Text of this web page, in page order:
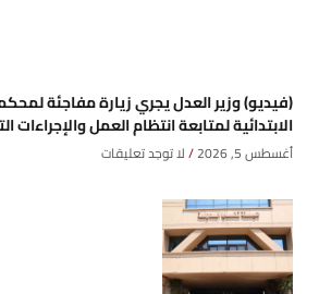
(فيديو) وزير العدل يجري زيارة مفاجئة
الابتدائية لمتابعة انتظام العمل والإجراءات
أغسطس 5, 2026 لا توجد تعليقات